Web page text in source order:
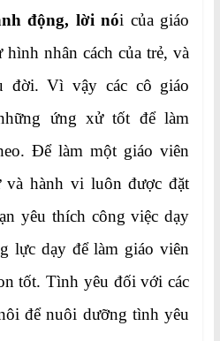
động, lời nói của giáo
nhân cách của trẻ, và
đời. Vì vậy các cô giáo
ứng xử tốt để làm
Để làm một giáo viên
hành vi luôn được đặt
yêu thích công việc dạy
lực dạy để làm giáo viên
tốt. Tình yêu đối với các
để nuôi dưỡng tình yêu